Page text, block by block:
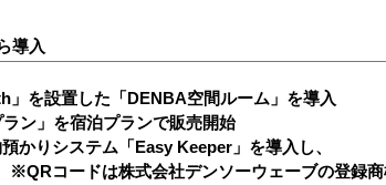
導入
を設置した「DENBA空間ルーム」を導入
ン」を宿泊プランで販売開始
りシステム「Easy Keeper」を導入し、
コードは株式会社デンソーウェーブの登録商